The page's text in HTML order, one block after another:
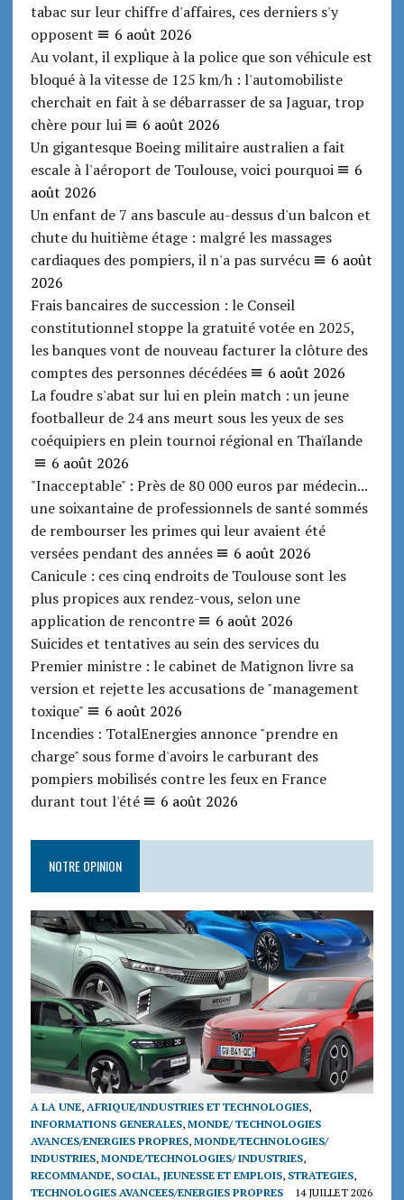
tabac sur leur chiffre d'affaires, ces derniers s'y
opposent
6 août 2026
Au volant, il explique à la police que son véhicule est
bloqué à la vitesse de 125 km/h : l'automobiliste
cherchait en fait à se débarrasser de sa Jaguar, trop
chère pour lui
6 août 2026
Un gigantesque Boeing militaire australien a fait
escale à l'aéroport de Toulouse, voici pourquoi
6
août 2026
Un enfant de 7 ans bascule au-dessus d'un balcon et
chute du huitième étage : malgré les massages
cardiaques des pompiers, il n'a pas survécu
6 août
2026
Frais bancaires de succession : le Conseil
constitutionnel stoppe la gratuité votée en 2025,
les banques vont de nouveau facturer la clôture des
comptes des personnes décédées
6 août 2026
La foudre s'abat sur lui en plein match : un jeune
footballeur de 24 ans meurt sous les yeux de ses
coéquipiers en plein tournoi régional en Thaïlande
6 août 2026
"Inacceptable" : Près de 80 000 euros par médecin...
une soixantaine de professionnels de santé sommés
de rembourser les primes qui leur avaient été
versées pendant des années
6 août 2026
Canicule : ces cinq endroits de Toulouse sont les
plus propices aux rendez-vous, selon une
application de rencontre
6 août 2026
Suicides et tentatives au sein des services du
Premier ministre : le cabinet de Matignon livre sa
version et rejette les accusations de "management
toxique"
6 août 2026
Incendies : TotalEnergies annonce "prendre en
charge" sous forme d'avoirs le carburant des
pompiers mobilisés contre les feux en France
durant tout l'été
6 août 2026
NOTRE OPINION
A LA UNE, AFRIQUE/INDUSTRIES ET TECHNOLOGIES,
INFORMATIONS GENERALES, MONDE/ TECHNOLOGIES
AVANCES/ENERGIES PROPRES, MONDE/TECHNOLOGIES/
INDUSTRIES, MONDE/TECHNOLOGIES/ INDUSTRIES,
RECOMMANDE, SOCIAL, JEUNESSE ET EMPLOIS, STRATEGIES,
TECHNOLOGIES AVANCEES/ENERGIES PROPRES
14 JUILLET 2026